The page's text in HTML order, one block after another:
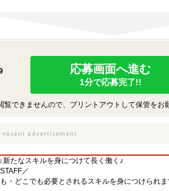
応募画面へ進む
1分で応募完了!!
できませんので、プリントアウトして保管をお
たなスキルを身につけて長く働く♪
／
・どこでも必要とされるスキルを身につけられま